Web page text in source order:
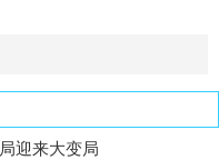
迎来大变局